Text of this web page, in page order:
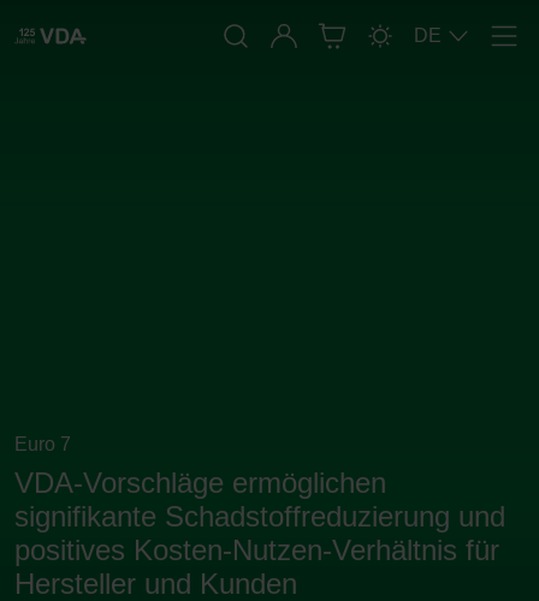
Anmelden DE
Euro 7
VDA-Vorschläge ermöglichen
signifikante Schadstoffreduzierung und
positives Kosten-Nutzen-Verhältnis für
Hersteller und Kunden